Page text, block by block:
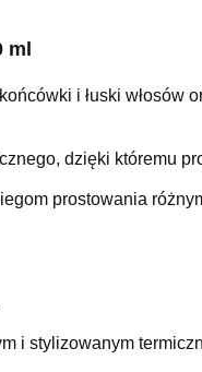
ml
i łuski włosów
dzięki któremu
prostowania
i stylizowanym